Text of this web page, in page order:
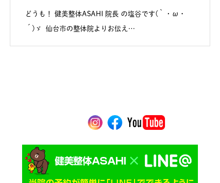
どうも！ 健美整体ASAHI 院長 の塩谷です(｀・ω・
´)ゞ 仙台市の整体院よりお伝え…